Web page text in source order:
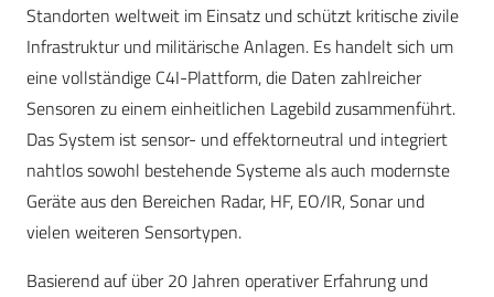
Standorten weltweit im Einsatz und schützt kritische zivile
Infrastruktur und militärische Anlagen. Es handelt sich um
eine vollständige C4I-Plattform, die Daten zahlreicher
Sensoren zu einem einheitlichen Lagebild zusammenführt.
Das System ist sensor- und effektorneutral und integriert
nahtlos sowohl bestehende Systeme als auch modernste
Geräte aus den Bereichen Radar, HF, EO/IR, Sonar und
vielen weiteren Sensortypen.
Basierend auf über 20 Jahren operativer Erfahrung und